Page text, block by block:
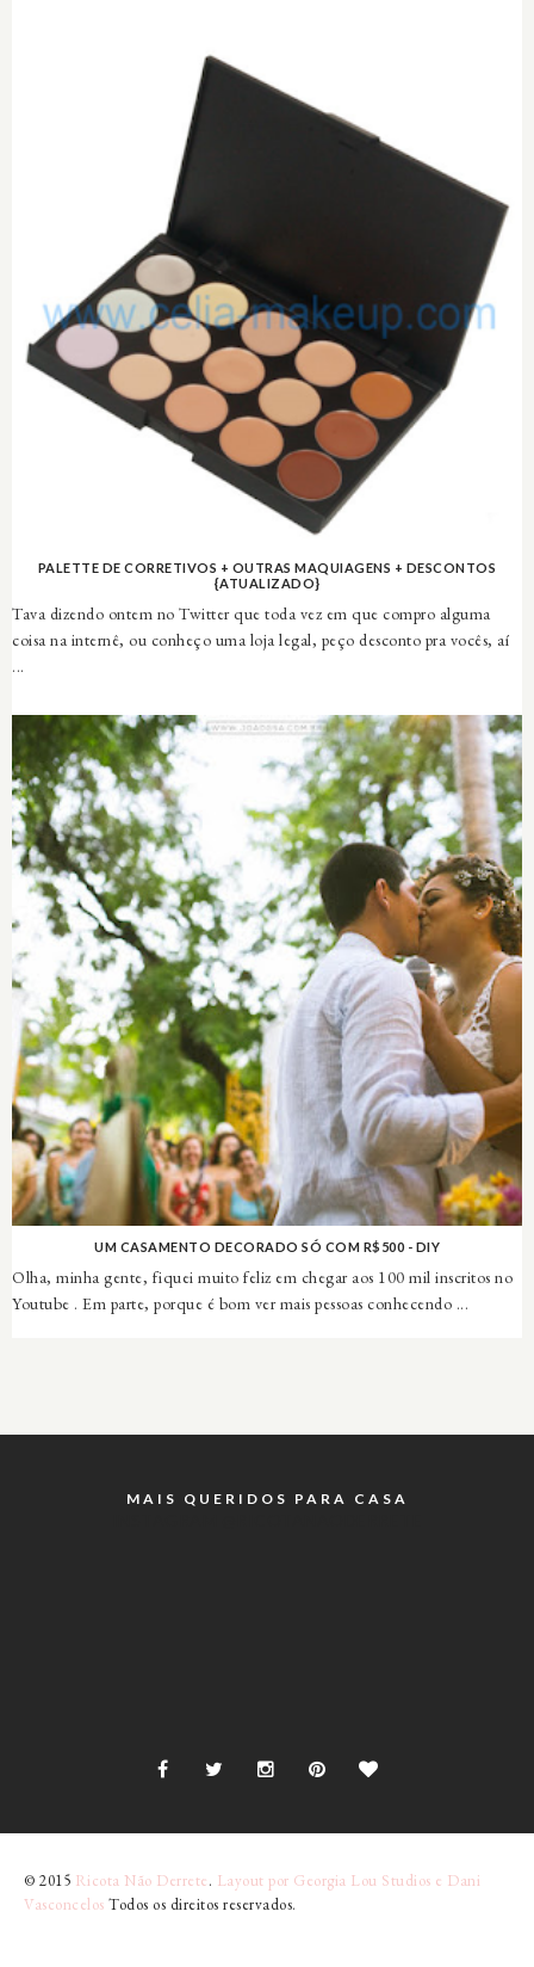
PALETTE DE CORRETIVOS + OUTRAS MAQUIAGENS + DESCONTOS
{ATUALIZADO}
Tava dizendo ontem no Twitter que toda vez em que compro alguma
coisa na internê, ou conheço uma loja legal, peço desconto pra vocês, aí
...
UM CASAMENTO DECORADO SÓ COM R$500 - DIY
Olha, minha gente, fiquei muito feliz em chegar aos 100 mil inscritos no
Youtube . Em parte, porque é bom ver mais pessoas conhecendo ...
MAIS QUERIDOS PARA CASA
© 2015 Ricota Não Derrete. Layout por Georgia Lou Studios e Dani
Vasconcelos Todos os direitos reservados.